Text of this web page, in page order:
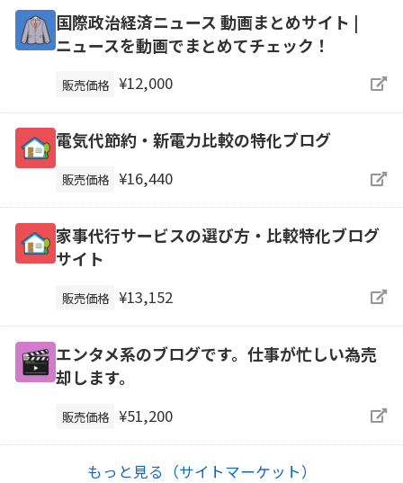
国際政治経済ニュース 動画まとめサイト |
ニュースを動画でまとめてチェック！
販売価格 ¥12,000
電気代節約・新電力比較の特化ブログ
販売価格 ¥16,440
家事代行サービスの選び方・比較特化ブログ
サイト
販売価格 ¥13,152
エンタメ系のブログです。仕事が忙しい為売
却します。
販売価格 ¥51,200
もっと見る（サイトマーケット）